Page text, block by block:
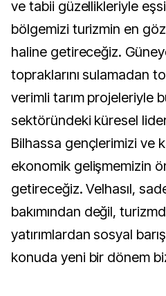
ve tabii güzellikleriyle
bölgemizi turizmin en
haline getireceğiz.
topraklarını sulamadan
verimli tarım projeleriyle
sektöründeki küresel
Bilhassa gençlerimizi ve
ekonomik gelişmemizin
getireceğiz. Velhasıl,
bakımından değil,
yatırımlardan sosyal
konuda yeni bir dönem